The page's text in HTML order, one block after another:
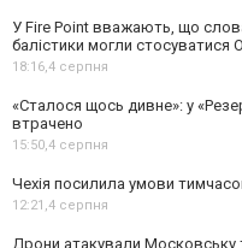
У Fire Point вважають, що
балістики могли стосуватися
18:16,4 серпня
«Сталося щось дивне»: у
втрачено
15:50,4 серпня
Чехія посилила умови
12:21,4 серпня
Дрони атакували Московську